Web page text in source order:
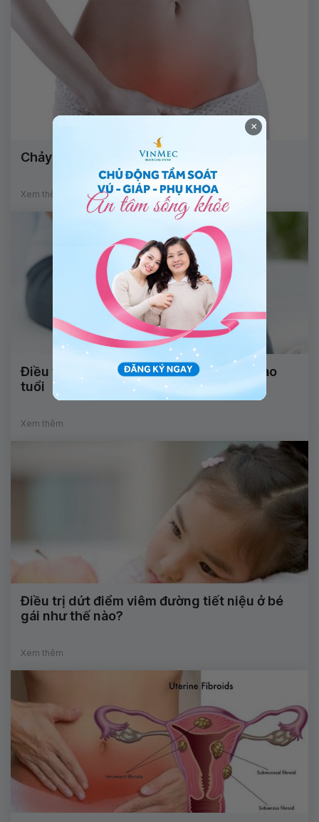
Chảy máu vùng kín bất thường
Xem thêm
Điều trị đau cơ xương khớp cho người cao
tuổi
Xem thêm
Điều trị dứt điểm viêm đường tiết niệu ở bé
gái như thế nào?
Xem thêm
×